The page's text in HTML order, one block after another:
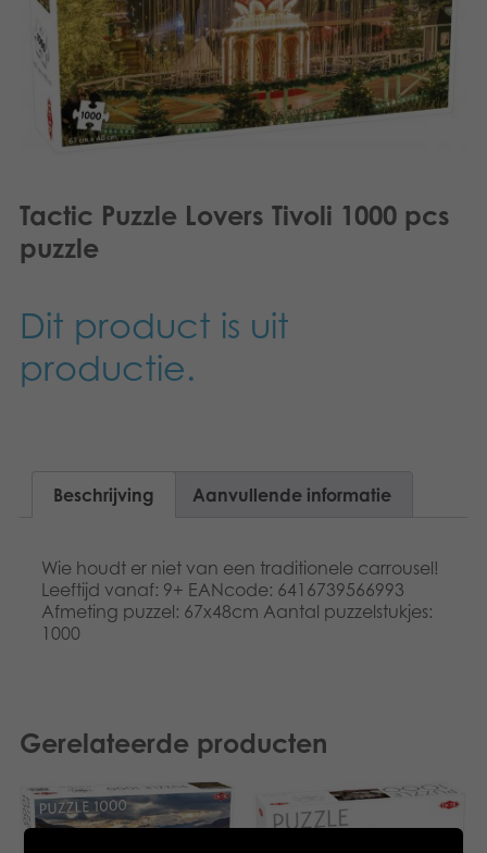
Speelgoed
Boeken
Apps
Dansk
Français
Norsk
Svenska
Deutsch
Tactic Puzzle Lovers Tivoli 1000 pcs
puzzle
Dit product is uit
productie.
Beschrijving Aanvullende informatie
Wie houdt er niet van een traditionele carrousel!
Leeftijd vanaf: 9+ EANcode: 6416739566993
Afmeting puzzel: 67x48cm Aantal puzzelstukjes:
1000
Gerelateerde producten